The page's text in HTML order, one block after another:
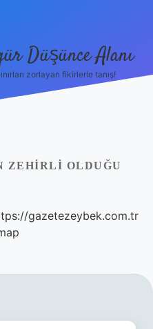
Düşünce Alanı
zorlayan fikirlerle tanış!
ZEHIRLI OLDUĞU
gazetezeybek.com.tr